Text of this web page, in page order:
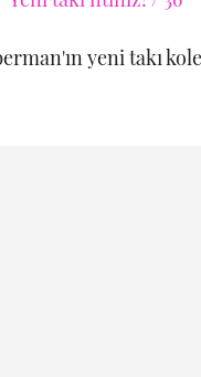
yeni takı